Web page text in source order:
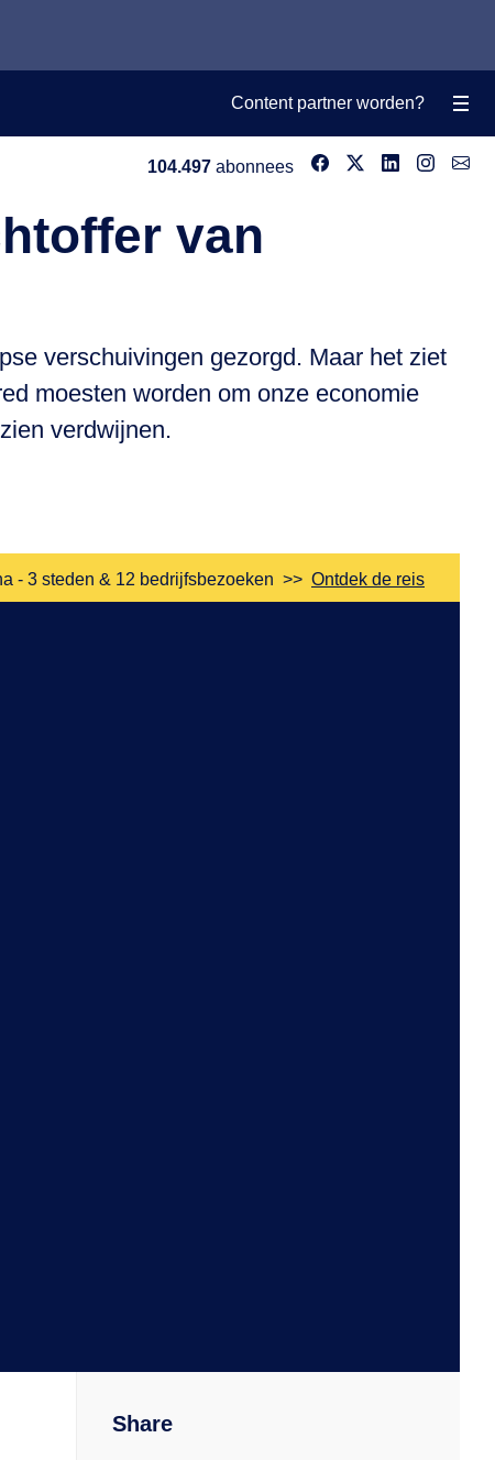
Content partner worden?
104.497 abonnees
van
verschuivingen gezorgd. Maar het ziet
moesten worden om onze economie
verdwijnen.
- 3 steden & 12 bedrijfsbezoeken >> Ontdek de reis
Share